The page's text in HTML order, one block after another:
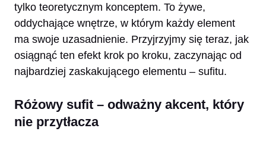
tylko teoretycznym konceptem. To żywe,
oddychające wnętrze, w którym każdy element
ma swoje uzasadnienie. Przyjrzyjmy się teraz, jak
osiągnąć ten efekt krok po kroku, zaczynając od
najbardziej zaskakującego elementu – sufitu.
Różowy sufit – odważny akcent, który
nie przytłacza